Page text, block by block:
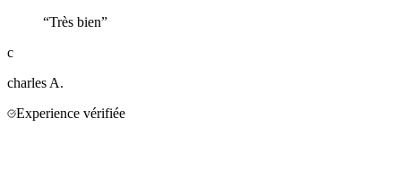
“Très bien”
c
charles A.
Experience vérifiée